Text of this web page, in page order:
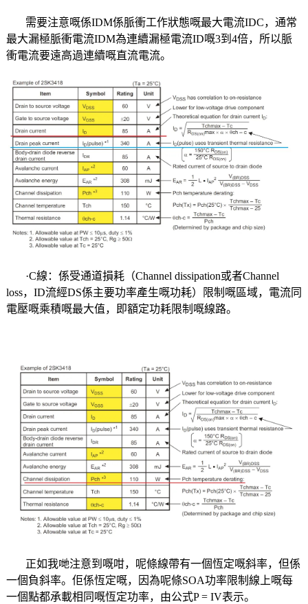
需要注意嘅係IDM係脈衝工作狀態嘅最大電流IDC，通常
最大漏極脈衝電流IDM為連續漏極電流ID嘅3到4倍，所以脈
衝電流要遠高過連續嘅直流電流。
·C線：係受通道損耗（Channel dissipation或者Channel
loss，ID流經DS係主要功率產生嘅功耗）限制嘅區域，電流同
電壓嘅乘積嘅最大值，即額定功耗限制嘅線路。
正如我哋注意到嘅咁，呢條線帶有一個恆定嘅斜率，但係
一個負斜率。佢係恆定嘅，因為呢條SOA功率限制線上嘅每
一個點都承載相同嘅恆定功率，由公式P = IV表示。